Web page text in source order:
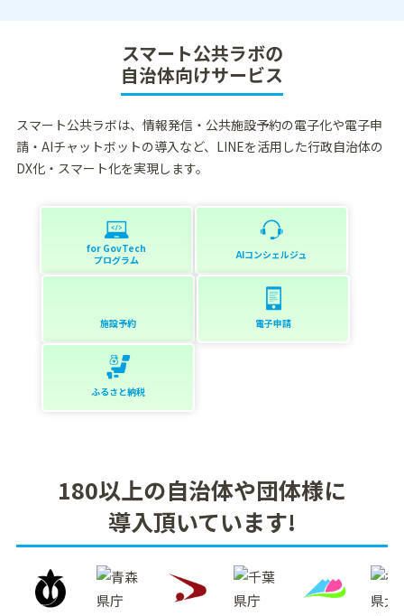
スマート公共ラボの
自治体向けサービス
スマート公共ラボは、情報発信・公共施設予約の電子化や電子申
請・AIチャットボットの導入など、LINEを活用した行政自治体の
DX化・スマート化を実現します。
for GovTech
プログラム
AIコンシェルジュ
施設予約 電子申請
ふるさと納税
180以上の自治体や団体様に
導入頂いています!